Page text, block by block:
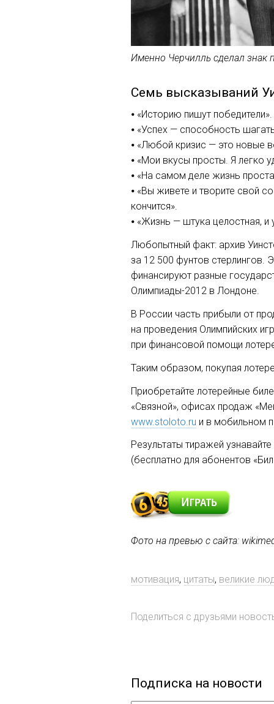
Именно Черчилль сделал знак
Семь высказываний
⦁ «Историю пишут победители».
⦁ «Успех — способность
⦁ «Любой кризис — это новые
⦁ «Мои вкусы просты. Я легко
⦁ «На самом деле жизнь
⦁ «Вы живете и творите свой
кончится».
⦁ «Жизнь — штука целостная, и
Любопытный факт: архив
за 12 500 фунтов стерлингов.
финансируют разные
Олимпиады-2012 в Лондоне.
В России часть прибыли от
на проведения Олимпийских
при финансовой помощи
Таким образом, покупая
Приобретайте лотерейные
«Связной», офисах продаж
www.stoloto.ru и в мобильном
Результаты тиражей
(бесплатно для абонентов
Фото на превью с сайта:
мотивация, цитаты, великие
Поделиться с друзьями
Подписка на новости